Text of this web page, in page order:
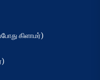
கிளாமர்)